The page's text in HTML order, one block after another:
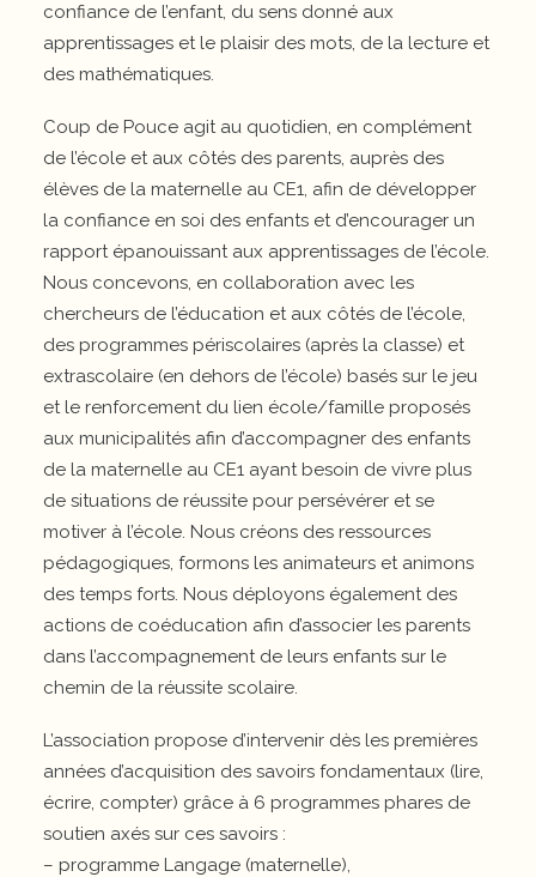
confiance de l’enfant, du sens donné aux
apprentissages et le plaisir des mots, de la lecture et
des mathématiques.
Coup de Pouce agit au quotidien, en complément
de l’école et aux côtés des parents, auprès des
élèves de la maternelle au CE1, afin de développer
la confiance en soi des enfants et d’encourager un
rapport épanouissant aux apprentissages de l’école.
Nous concevons, en collaboration avec les
chercheurs de l’éducation et aux côtés de l’école,
des programmes périscolaires (après la classe) et
extrascolaire (en dehors de l’école) basés sur le jeu
et le renforcement du lien école/famille proposés
aux municipalités afin d’accompagner des enfants
de la maternelle au CE1 ayant besoin de vivre plus
de situations de réussite pour persévérer et se
motiver à l’école. Nous créons des ressources
pédagogiques, formons les animateurs et animons
des temps forts. Nous déployons également des
actions de coéducation afin d’associer les parents
dans l’accompagnement de leurs enfants sur le
chemin de la réussite scolaire.
L’association propose d’intervenir dès les premières
années d’acquisition des savoirs fondamentaux (lire,
écrire, compter) grâce à 6 programmes phares de
soutien axés sur ces savoirs :
– programme Langage (maternelle),